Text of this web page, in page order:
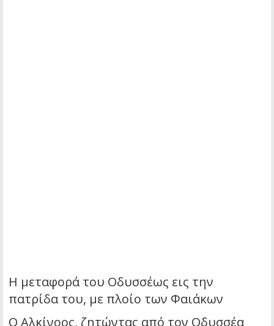
Η μεταφορά του Οδυσσέως εις την
πατρίδα του, με πλοίο των Φαιάκων
Ο Αλκίνοος, ζητώντας από τον Οδυσσέα